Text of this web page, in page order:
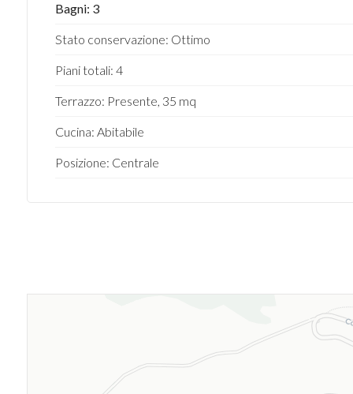
Bagni: 3
Stato conservazione: Ottimo
Piani totali: 4
Terrazzo: Presente, 35 mq
Cucina: Abitabile
Posizione: Centrale